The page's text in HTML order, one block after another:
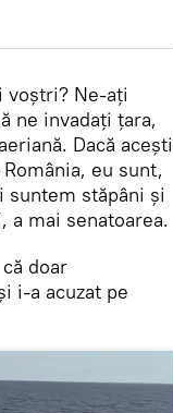
voștri? Ne-ați
ne invadați țara,
Dacă acești
eu sunt,
suntem stăpâni și
a mai senatoarea.
doar
i-a acuzat pe